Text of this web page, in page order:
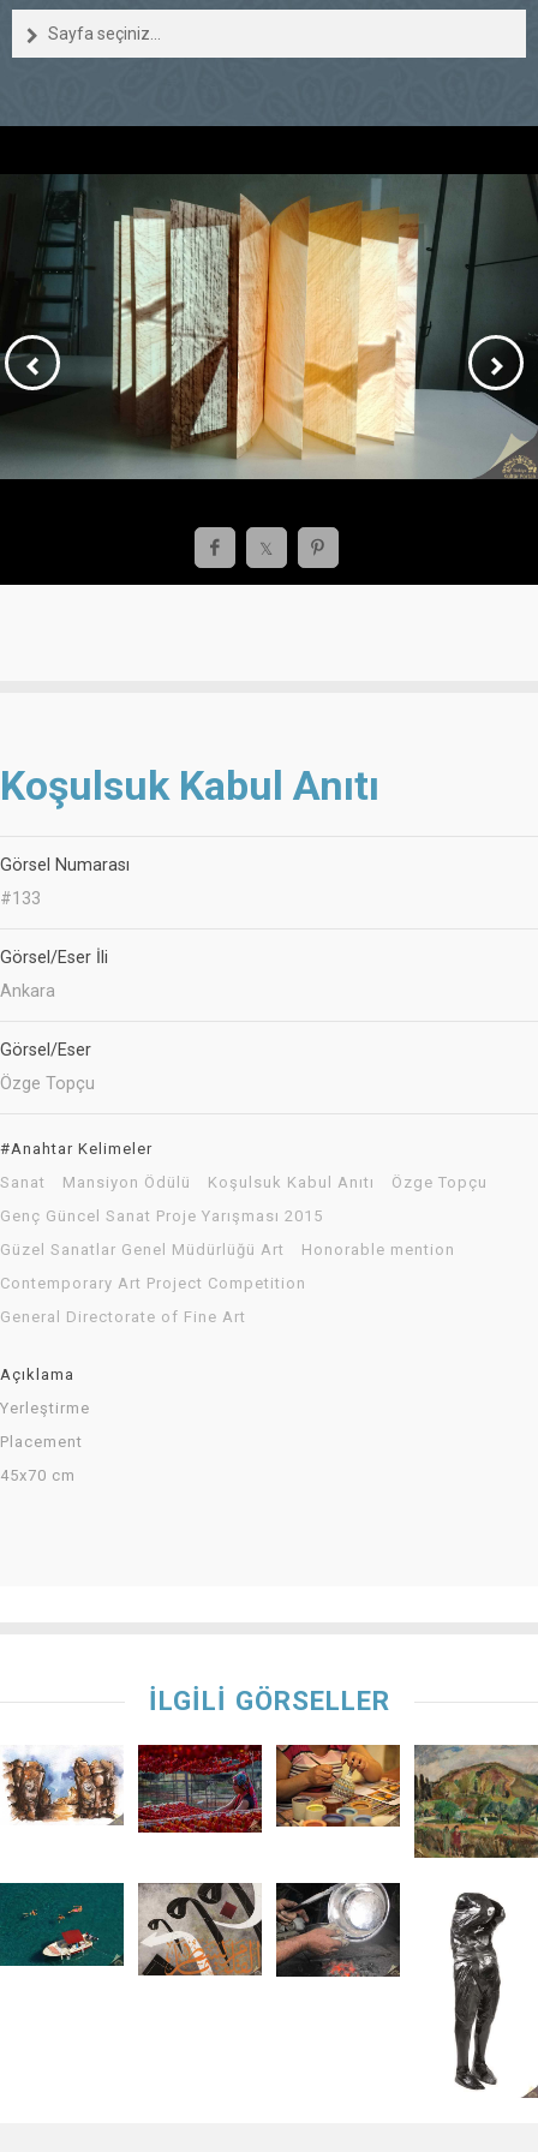
Sayfa seçiniz...
Koşulsuk Kabul Anıtı
Görsel Numarası
#133
Görsel/Eser İli
Ankara
Görsel/Eser
Özge Topçu
#Anahtar Kelimeler
Sanat
Mansiyon Ödülü Koşulsuk Kabul Anıtı
Özge Topçu
Genç Güncel Sanat Proje Yarışması 2015
Güzel Sanatlar Genel Müdürlüğü Art
Honorable mention
Contemporary Art Project Competition
General Directorate of Fine Art
Açıklama
Yerleştirme
Placement
45x70 cm
İLGİLİ GÖRSELLER